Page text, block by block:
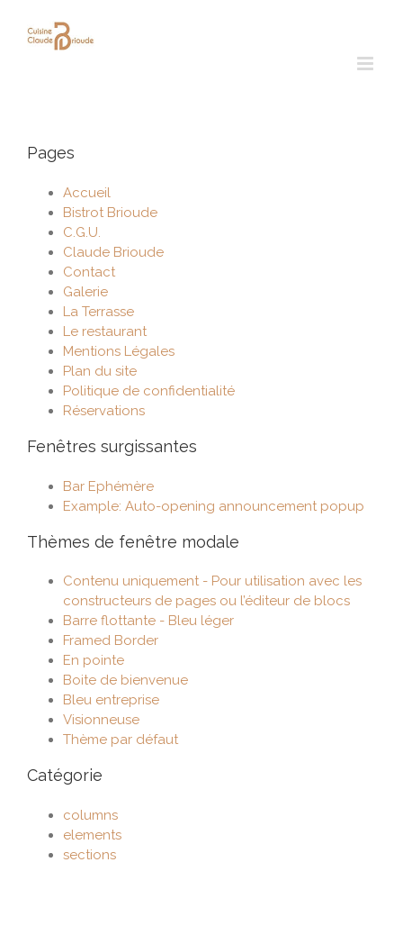
contenu
Pages
Accueil
Bistrot Brioude
C.G.U.
Claude Brioude
Contact
Galerie
La Terrasse
Le restaurant
Mentions Légales
Plan du site
Politique de confidentialité
Réservations
Fenêtres surgissantes
Bar Ephémère
Example: Auto-opening announcement popup
Thèmes de fenêtre modale
Contenu uniquement - Pour utilisation avec les
constructeurs de pages ou l’éditeur de blocs
Barre flottante - Bleu léger
Framed Border
En pointe
Boite de bienvenue
Bleu entreprise
Visionneuse
Thème par défaut
Catégorie
columns
elements
sections